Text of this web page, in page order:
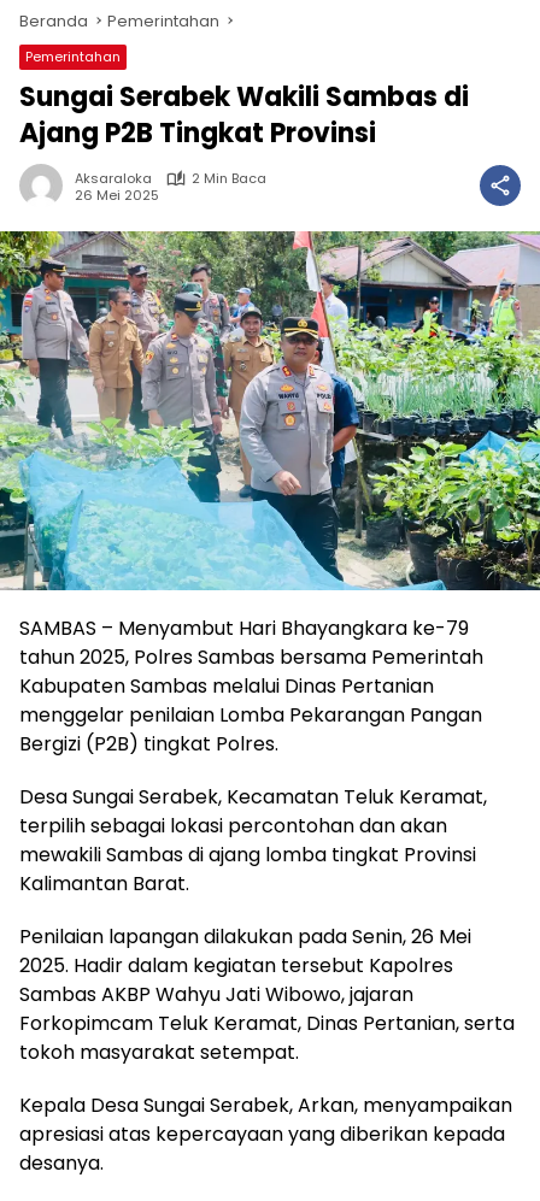
Beranda Pemerintahan
Pemerintahan
Sungai Serabek Wakili Sambas di
Ajang P2B Tingkat Provinsi
Aksaraloka
2 Min Baca
26 Mei 2025
SAMBAS – Menyambut Hari Bhayangkara ke-79
tahun 2025, Polres Sambas bersama Pemerintah
Kabupaten Sambas melalui Dinas Pertanian
menggelar penilaian Lomba Pekarangan Pangan
Bergizi (P2B) tingkat Polres.
Desa Sungai Serabek, Kecamatan Teluk Keramat,
terpilih sebagai lokasi percontohan dan akan
mewakili Sambas di ajang lomba tingkat Provinsi
Kalimantan Barat.
Penilaian lapangan dilakukan pada Senin, 26 Mei
2025. Hadir dalam kegiatan tersebut Kapolres
Sambas AKBP Wahyu Jati Wibowo, jajaran
Forkopimcam Teluk Keramat, Dinas Pertanian, serta
tokoh masyarakat setempat.
Kepala Desa Sungai Serabek, Arkan, menyampaikan
apresiasi atas kepercayaan yang diberikan kepada
desanya.